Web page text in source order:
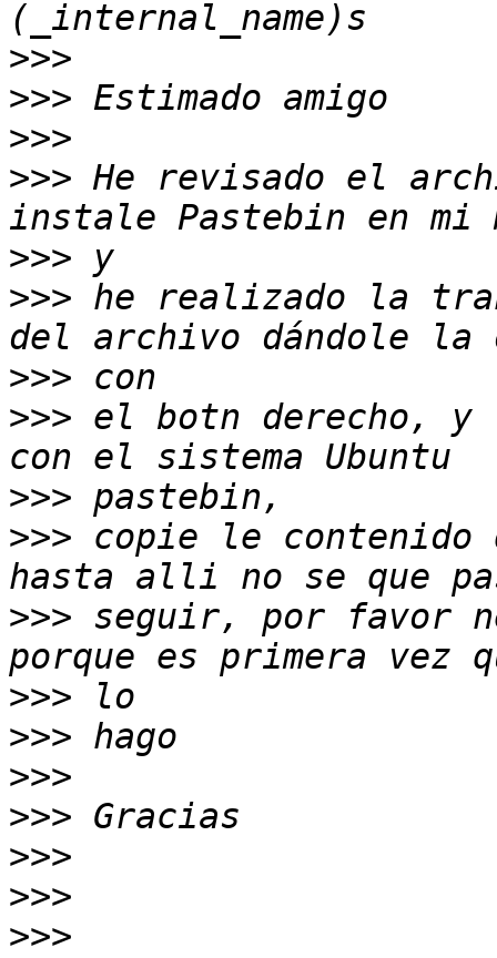
>>>
>>>
>>>
>>> He revisado el
>>>
>>> he realizado la
>>>
>>> el botn derecho, y
>>>
>>> copie le contenido
>>> seguir, por favor
>>>
>>>
>>>
>>>
>>>
>>>
>>>